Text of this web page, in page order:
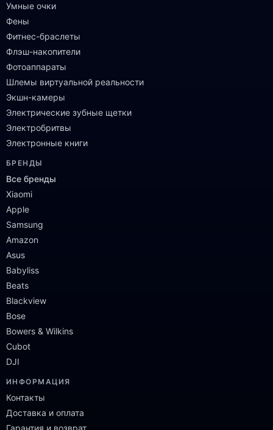
Умные очки
Фены
Фитнес-браслеты
Флэш-накопители
Фотоаппараты
Шлемы виртуальной реальности
Экшн-камеры
Электрические зубные щетки
Электробритвы
Электронные книги
БРЕНДЫ
Все бренды
Xiaomi
Apple
Samsung
Amazon
Asus
Babyliss
Beats
Blackview
Bose
Bowers & Wilkins
Cubot
DJI
ИНФОРМАЦИЯ
Контакты
Доставка и оплата
Гарантия и возврат